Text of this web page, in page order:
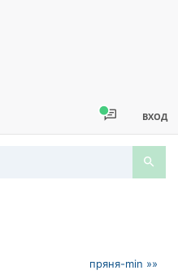
ВХОД
пряня-min »»